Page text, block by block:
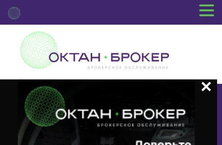
+7 (3812) 29-00-92
г.Омск ул.Красный Путь, 109 оф.510